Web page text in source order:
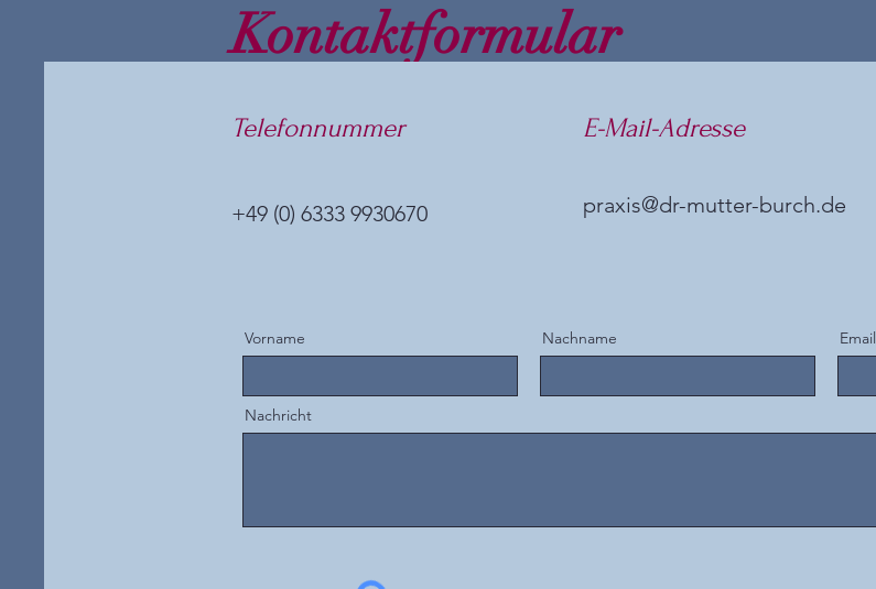
Kontaktformular
Telefonnummer
+49 (0) 6333 9930670
E-Mail-Adresse
praxis@dr-mutter-burch.de
Vorname Nachname Email
Nachricht